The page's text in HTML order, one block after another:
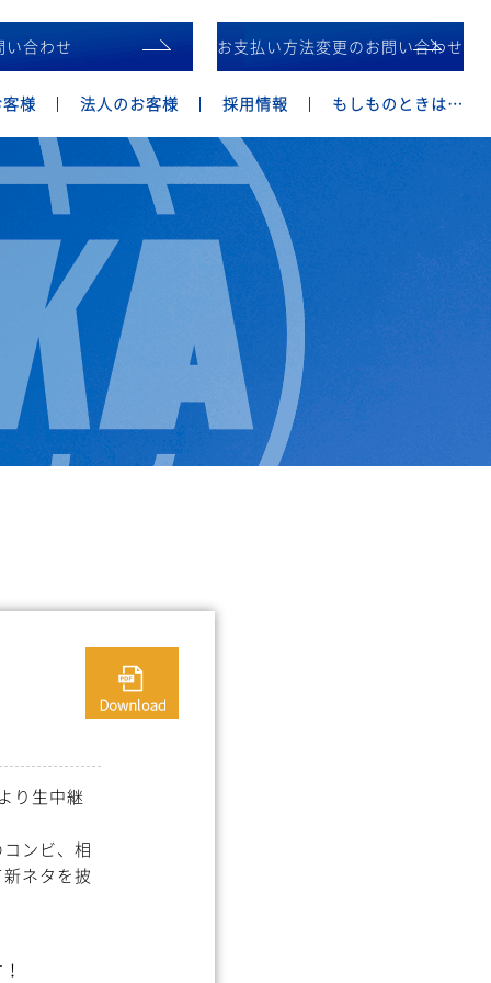
い合わせ お支払い方法変更のお問い合わせ
様 法人のお客様 採用情報 もしものときは…
り生中継
ンビ、相
ネタを披